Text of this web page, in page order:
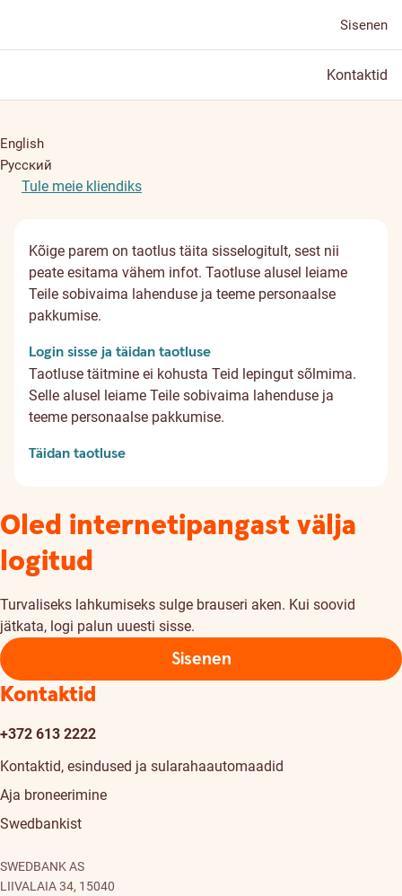
Sisenen
Kontaktid
English
Русский
Tule meie kliendiks
Kõige parem on taotlus täita sisselogitult, sest nii
peate esitama vähem infot. Taotluse alusel leiame
Teile sobivaima lahenduse ja teeme personaalse
pakkumise.
Login sisse ja täidan taotluse
Taotluse täitmine ei kohusta Teid lepingut sõlmima.
Selle alusel leiame Teile sobivaima lahenduse ja
teeme personaalse pakkumise.
Täidan taotluse
Oled internetipangast välja
logitud
Turvaliseks lahkumiseks sulge brauseri aken. Kui soovid
jätkata, logi palun uuesti sisse.
Sisenen
Kontaktid
+372 613 2222
Kontaktid, esindused ja sularahaautomaadid
Aja broneerimine
Swedbankist
SWEDBANK AS
LIIVALAIA 34, 15040